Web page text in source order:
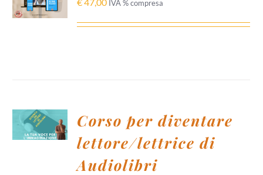
/
DETTAGLI
IVA % compresa
AL
CARRELLO
/
Corso per diventare
lettore/lettrice di
Audiolibri